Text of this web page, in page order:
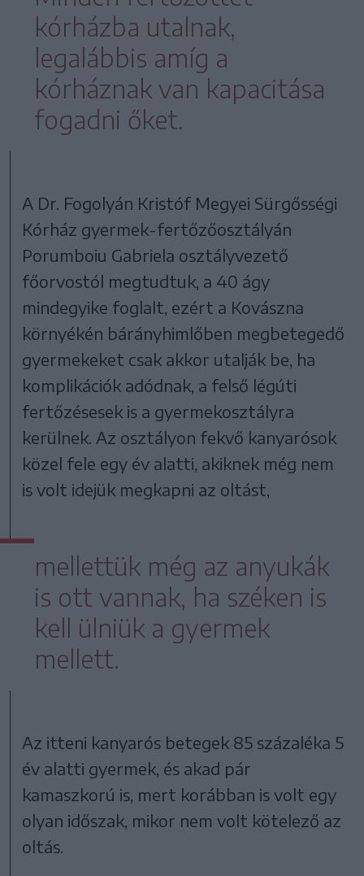
kórházba utalnak,
legalábbis amíg a
kórháznak van kapacitása
fogadni őket.
A Dr. Fogolyán Kristóf Megyei Sürgősségi
Kórház gyermek-fertőzőosztályán
Porumboiu Gabriela osztályvezető
főorvostól megtudtuk, a 40 ágy
mindegyike foglalt, ezért a Kovászna
környékén bárányhimlőben megbetegedő
gyermekeket csak akkor utalják be, ha
komplikációk adódnak, a felső légúti
fertőzésesek is a gyermekosztályra
kerülnek. Az osztályon fekvő kanyarósok
közel fele egy év alatti, akiknek még nem
is volt idejük megkapni az oltást,
mellettük még az anyukák
is ott vannak, ha széken is
kell ülniük a gyermek
mellett.
Az itteni kanyarós betegek 85 százaléka 5
év alatti gyermek, és akad pár
kamaszkorú is, mert korábban is volt egy
olyan időszak, mikor nem volt kötelező az
oltás.